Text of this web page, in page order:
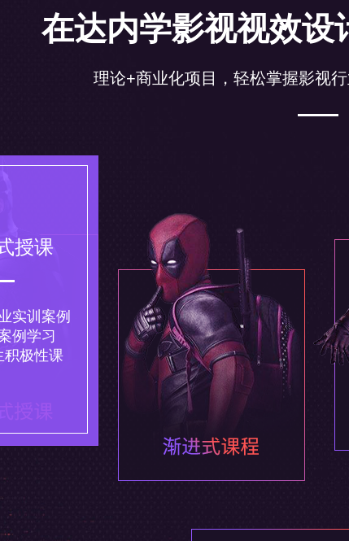
在达内学影视视效设
理论+商业化项目，轻松掌握影视
授课
实训案例
例学习
积极性课
渐进式课程